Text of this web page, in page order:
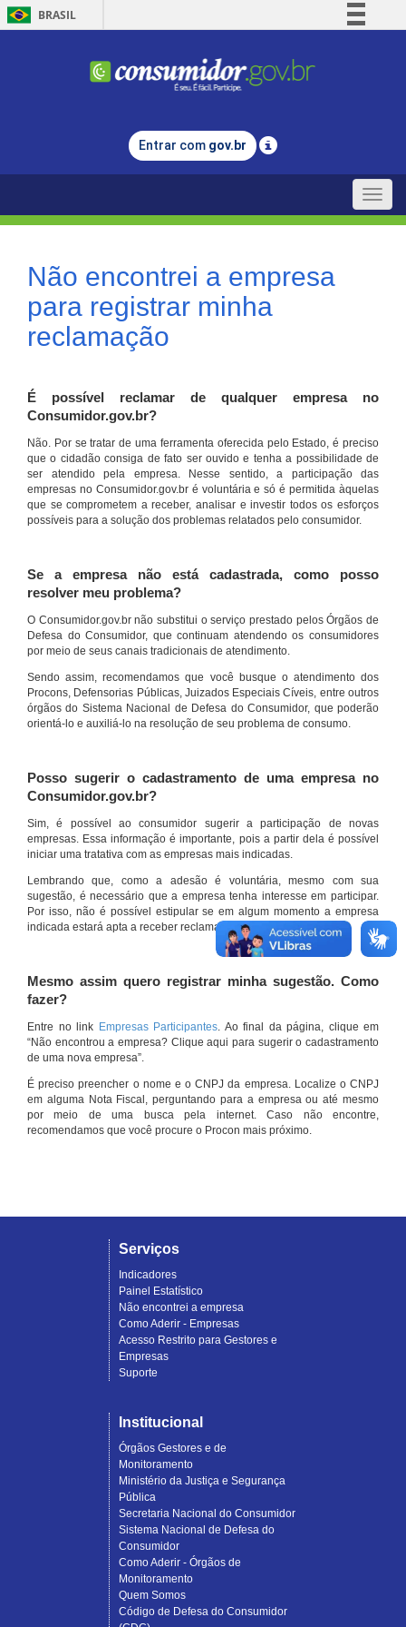
BRASIL
Comunica BR
Legislação
Entrar com gov.br
Toggle
Não encontrei a empresa
para registrar minha
reclamação
É possível reclamar de qualquer empresa no
Consumidor.gov.br?
Não. Por se tratar de uma ferramenta oferecida pelo Estado, é preciso
que o cidadão consiga de fato ser ouvido e tenha a possibilidade de
ser atendido pela empresa. Nesse sentido, a participação das
empresas no Consumidor.gov.br é voluntária e só é permitida àquelas
que se comprometem a receber, analisar e investir todos os esforços
possíveis para a solução dos problemas relatados pelo consumidor.
Se a empresa não está cadastrada, como posso
resolver meu problema?
O Consumidor.gov.br não substitui o serviço prestado pelos Órgãos de
Defesa do Consumidor, que continuam atendendo os consumidores
por meio de seus canais tradicionais de atendimento.
Sendo assim, recomendamos que você busque o atendimento dos
Procons, Defensorias Públicas, Juizados Especiais Cíveis, entre outros
órgãos do Sistema Nacional de Defesa do Consumidor, que poderão
orientá-lo e auxiliá-lo na resolução de seu problema de consumo.
Posso sugerir o cadastramento de uma empresa no
Consumidor.gov.br?
Sim, é possível ao consumidor sugerir a participação de novas
empresas. Essa informação é importante, pois a partir dela é possível
iniciar uma tratativa com as empresas mais indicadas.
Lembrando que, como a adesão é voluntária, mesmo com sua
sugestão, é necessário que a empresa tenha interesse em participar.
Por isso, não é possível estipular se em algum momento a empresa
indicada estará apta a receber reclamações por meio do site.
Mesmo assim quero registrar minha sugestão. Como
fazer?
Entre no link Empresas Participantes. Ao final da página, clique em
“Não encontrou a empresa? Clique aqui para sugerir o cadastramento
de uma nova empresa”.
É preciso preencher o nome e o CNPJ da empresa. Localize o CNPJ
em alguma Nota Fiscal, perguntando para a empresa ou até mesmo
por meio de uma busca pela internet. Caso não encontre,
recomendamos que você procure o Procon mais próximo.
Serviços
Indicadores
Painel Estatístico
Não encontrei a empresa
Como Aderir - Empresas
Acesso Restrito para Gestores e
Empresas
Suporte
Institucional
Órgãos Gestores e de
Monitoramento
Ministério da Justiça e Segurança
Pública
Secretaria Nacional do Consumidor
Sistema Nacional de Defesa do
Consumidor
Como Aderir - Órgãos de
Monitoramento
Quem Somos
Código de Defesa do Consumidor